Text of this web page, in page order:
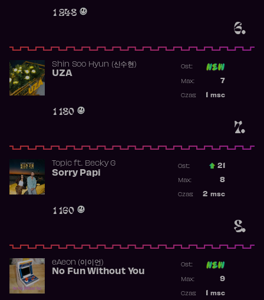
6.
1 248
7.
Shin Soo Hyun (신수현)
UZA
1 180
Ost:
7
Max:
msc
Czas:
8.
Topicft. Becky G
Sorry Papi
1 160
Ost.: 21
8
Max:
2 msc
Czas:
​eAeon (이이언)
No Fun Without You
Ost:
9
Max:
msc
Czas: